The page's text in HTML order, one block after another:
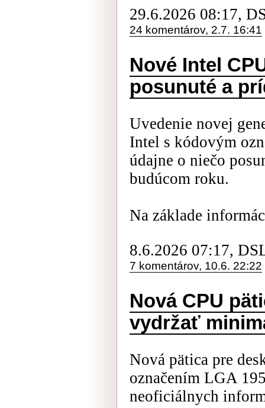
29.6.2026 08:17,
24 komentárov, 2.7. 16:41
Nové Intel
posunuté a
Uvedenie novej
Intel s kódovým
údajne o niečo
budúcom roku.
Na základe
8.6.2026 07:17,
7 komentárov, 10.6. 22:22
Nová CPU
vydržať
Nová pätica pre
označením LGA
neoficiálnych